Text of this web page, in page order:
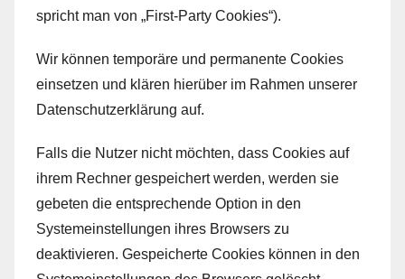
spricht man von „First-Party Cookies“).
Wir können temporäre und permanente Cookies
einsetzen und klären hierüber im Rahmen unserer
Datenschutzerklärung auf.
Falls die Nutzer nicht möchten, dass Cookies auf
ihrem Rechner gespeichert werden, werden sie
gebeten die entsprechende Option in den
Systemeinstellungen ihres Browsers zu
deaktivieren. Gespeicherte Cookies können in den